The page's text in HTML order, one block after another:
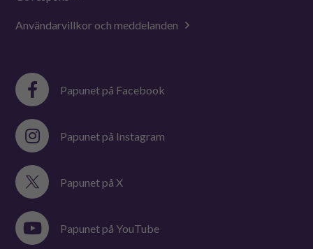
Användarvillkor och meddelanden
Papunet på Facebook
Papunet på Instagram
Papunet på X
Papunet på YouTube